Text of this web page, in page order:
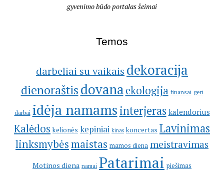
gyvenimo būdo portalas šeimai
Temos
darbeliai su vaikais dekoracija
dienoraštisdovana ekologija finansai geri
darbai idėja namams interjeras kalendorius
Kalėdos kelionės kepiniai kinas koncertas Lavinimas
linksmybėsmaistas mamos diena meistravimas
Motinos diena namai Patarimai piešimas